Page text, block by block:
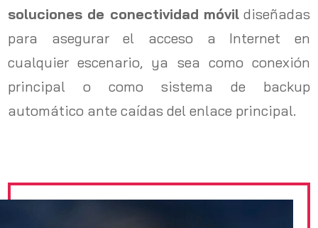
soluciones de conectividad móvildiseñadas
para asegurar el acceso a Internet en
cualquier escenario, ya sea como conexión
principal o como sistema de backup
automático ante caídas del enlace principal.